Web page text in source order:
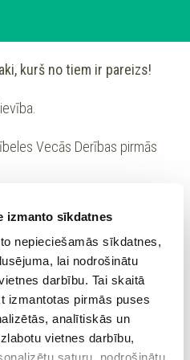
izmanto sīkdatnes
nepieciešamās sīkdatnes,
lai nodrošinātu
darbību. Tai skaitā
izmantotas pirmās puses
analītiskās un
vietnes darbību,
saturu, nodrošinātu
kurš no tiem ir pareizs!
Vecās Derības pirmās